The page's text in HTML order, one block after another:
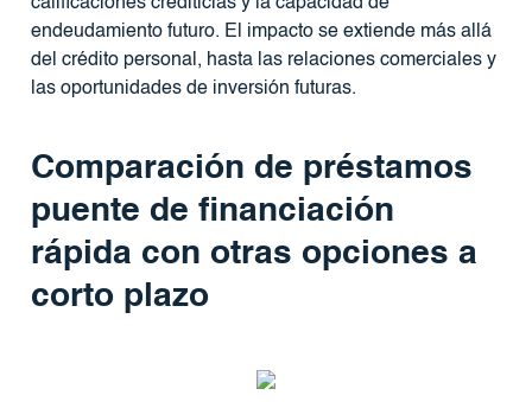
endeudamiento futuro. El impacto se extiende más allá
del crédito personal, hasta las relaciones comerciales y
las oportunidades de inversión futuras.
Comparación de préstamos
puente de financiación
rápida con otras opciones a
corto plazo